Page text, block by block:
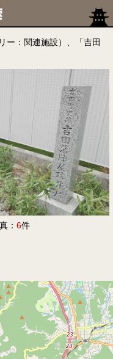
ー：関連施設）、「吉田
： 6件